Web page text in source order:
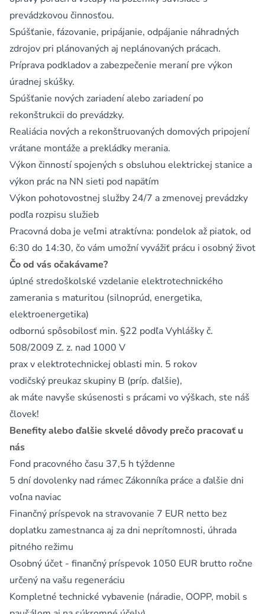
prevádzkovou činnosťou.
Spúšťanie, fázovanie, pripájanie, odpájanie náhradných
zdrojov pri plánovaných aj neplánovaných prácach.
Príprava podkladov a zabezpečenie meraní pre výkon
úradnej skúšky.
Spúšťanie nových zariadení alebo zariadení po
rekonštrukcii do prevádzky.
Realiácia nových a rekonštruovaných domových pripojení
vrátane montáže a prekládky merania.
Výkon činností spojených s obsluhou elektrickej stanice a
výkon prác na NN sieti pod napätím
Výkon pohotovostnej služby 24/7 a zmenovej prevádzky
podľa rozpisu služieb
Pracovná doba je veľmi atraktívna: pondelok až piatok, od
6:30 do 14:30, čo vám umožní vyvážiť prácu i osobný život
Čo od vás očakávame?
úplné stredoškolské vzdelanie elektrotechnického
zamerania s maturitou (silnoprúd, energetika,
elektroenergetika)
odbornú spôsobilosť min. §22 podľa Vyhlášky č.
508/2009 Z. z. nad 1000 V
prax v elektrotechnickej oblasti min. 5 rokov
vodičský preukaz skupiny B (príp. ďalšie),
ak máte navyše skúsenosti s prácami vo výškach, ste náš
človek!
Benefity alebo ďalšie skvelé dôvody prečo pracovať u
nás
Fond pracovného času 37,5 h týždenne
5 dní dovolenky nad rámec Zákonníka práce a ďalšie dni
voľna naviac
Finančný príspevok na stravovanie 7 EUR netto bez
doplatku zamestnanca aj za dni neprítomnosti, úhrada
pitného režimu
Osobný účet - finančný príspevok 1050 EUR brutto ročne
určený na vašu regeneráciu
Kompletné technické vybavenie (náradie, OOPP, mobil s